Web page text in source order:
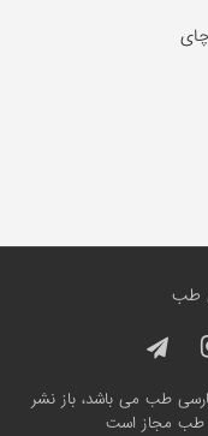
طب
طب می باشد، باز نشر
طب مجاز است